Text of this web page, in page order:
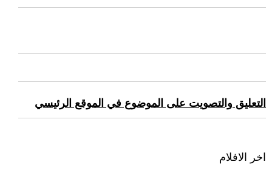
التعليق والتصويت على الموضوع في الموقع الرئيسي
اخر الافلام